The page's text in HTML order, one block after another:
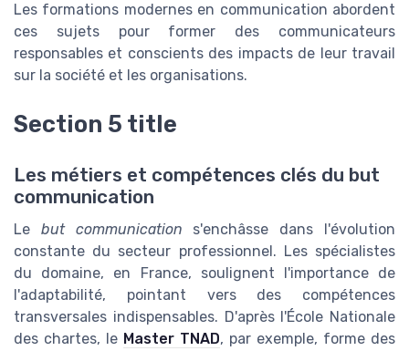
Les formations modernes en communication abordent
ces sujets pour former des communicateurs
responsables et conscients des impacts de leur travail
sur la société et les organisations.
Section 5 title
Les métiers et compétences clés du but
communication
Le but communication s'enchâsse dans l'évolution
constante du secteur professionnel. Les spécialistes
du domaine, en France, soulignent l'importance de
l'adaptabilité, pointant vers des compétences
transversales indispensables. D'après l'École Nationale
des chartes, le Master TNAD, par exemple, forme des